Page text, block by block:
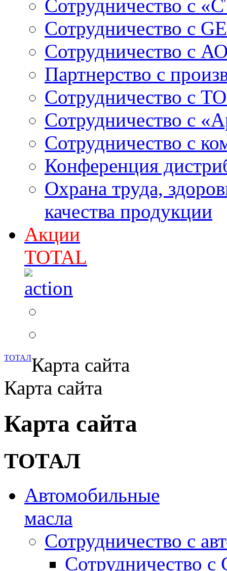
Сотрудничество с
Сотрудничество c
Сотрудничество с
Партнерство с
Сотрудничество с
Сотрудничество с
Сотрудничество с
Конференция
Охрана труда,
качества продукции
Акции
TOTAL
ТОТАЛКарта сайта
Карта сайта
Карта сайта
ТОТАЛ
Автомобильные
масла
Сотрудничество с
Сотрудничество с